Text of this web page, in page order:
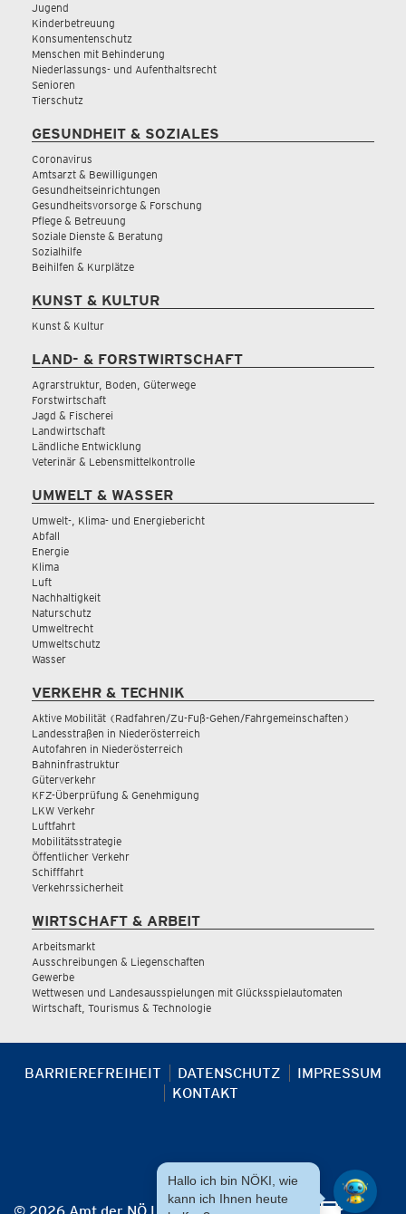
Jugend
Kinderbetreuung
Konsumentenschutz
Menschen mit Behinderung
Niederlassungs- und Aufenthaltsrecht
Senioren
Tierschutz
GESUNDHEIT & SOZIALES
Coronavirus
Amtsarzt & Bewilligungen
Gesundheitseinrichtungen
Gesundheitsvorsorge & Forschung
Pflege & Betreuung
Soziale Dienste & Beratung
Sozialhilfe
Beihilfen & Kurplätze
KUNST & KULTUR
Kunst & Kultur
LAND- & FORSTWIRTSCHAFT
Agrarstruktur, Boden, Güterwege
Forstwirtschaft
Jagd & Fischerei
Landwirtschaft
Ländliche Entwicklung
Veterinär & Lebensmittelkontrolle
UMWELT & WASSER
Umwelt-, Klima- und Energiebericht
Abfall
Energie
Klima
Luft
Nachhaltigkeit
Naturschutz
Umweltrecht
Umweltschutz
Wasser
VERKEHR & TECHNIK
Aktive Mobilität (Radfahren/Zu-Fuß-Gehen/Fahrgemeinschaften)
Landesstraßen in Niederösterreich
Autofahren in Niederösterreich
Bahninfrastruktur
Güterverkehr
KFZ-Überprüfung & Genehmigung
LKW Verkehr
Luftfahrt
Mobilitätsstrategie
Öffentlicher Verkehr
Schifffahrt
Verkehrssicherheit
WIRTSCHAFT & ARBEIT
Arbeitsmarkt
Ausschreibungen & Liegenschaften
Gewerbe
Wettwesen und Landesausspielungen mit Glücksspielautomaten
Wirtschaft, Tourismus & Technologie
BARRIEREFREIHEIT DATENSCHUTZ
IMPRESSUM
KONTAKT
Hallo ich bin NÖKI, wie
kann ich Ihnen heute